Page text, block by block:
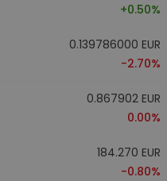
+0.50%
0.139786000 EUR
-2.70%
0.867902 EUR
0.00%
184.270 EUR
-0.80%